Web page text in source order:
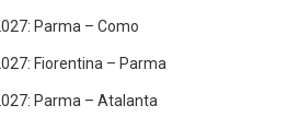
Parma – Como
Fiorentina – Parma
Parma – Atalanta